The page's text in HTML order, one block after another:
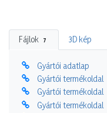
Fájlok 7 3D kép
Gyártói adatlap
Gyártói termékoldal
Gyártói termékoldal
Gyártói termékoldal